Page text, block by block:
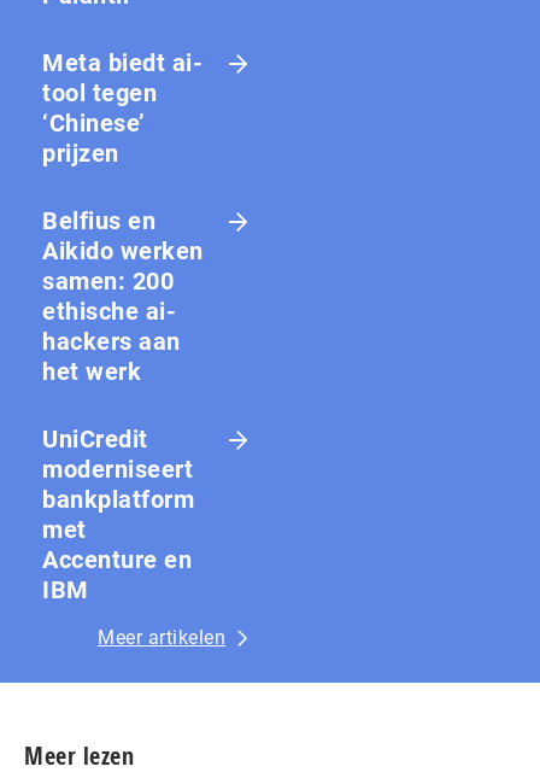
Meta biedt ai-
tool tegen
‘Chinese’
prijzen
Belfius en
Aikido werken
samen: 200
ethische ai-
hackers aan
het werk
UniCredit
moderniseert
bankplatform
met
Accenture en
IBM
Meer artikelen
Meer lezen